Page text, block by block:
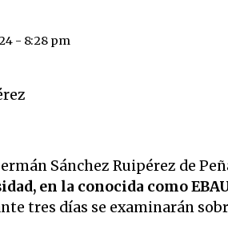
- 8:28 pm
Sánchez Ruipérez de
en la conocida como
tres días se examinarán